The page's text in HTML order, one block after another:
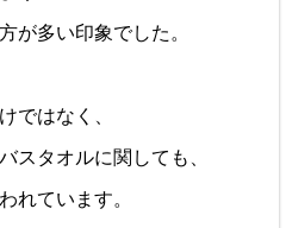
が多い印象でした。
ではなく、
スタオルに関しても、
れています。